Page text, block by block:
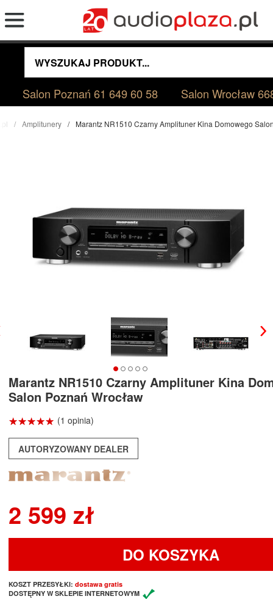
Salon Poznań61 649 60 58 Salon Wrocław
Amplitunery Marantz NR1510 Czarny Amplituner Kina Domowego
Marantz NR1510 Czarny Amplituner Kina
Salon Poznań Wrocław
☆☆☆☆☆
★★★★★ (1 opinia)
AUTORYZOWANY DEALER
2 599 zł
DO KOSZYKA
KOSZT PRZESYŁKI: dostawa gratis
DOSTĘPNY W SKLEPIE INTERNETOWYM